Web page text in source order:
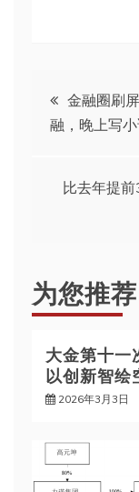
文
章
金融圈刷
融，晚上写
比去年提
为您推荐
大金第十一
以创新智绘
2026年3月3日